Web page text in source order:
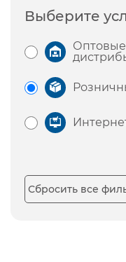
Выберите
Сбросить все